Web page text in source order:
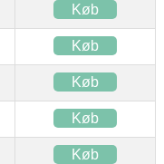
Køb
Køb
Køb
Køb
Køb